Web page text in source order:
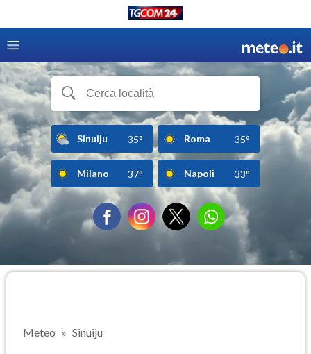
Sinuiju 35° Roma 35°
Milano 37° Napoli 33°
Meteo Sinuiju